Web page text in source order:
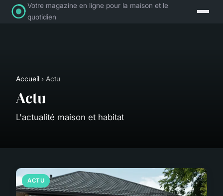
Votre magazine en ligne pour la maison et le
quotidien
Accueil › Actu
Actu
L'actualité maison et habitat
ACTU